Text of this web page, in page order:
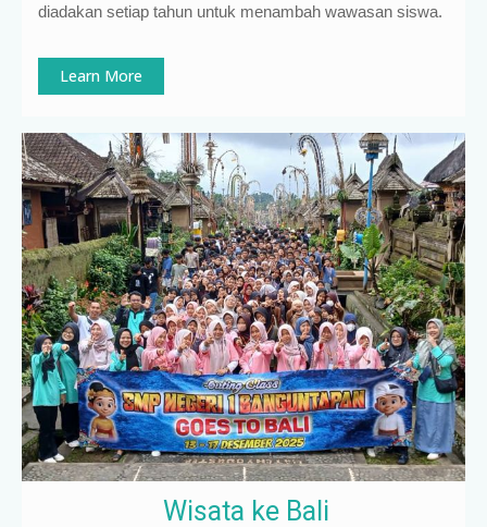
diadakan setiap tahun untuk menambah wawasan siswa.
Learn More
Wisata ke Bali